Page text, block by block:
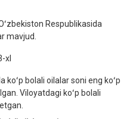
Respublikasida
mavjud.
bolali oilalar soni eng koʻp
Viloyatdagi koʻp bolali